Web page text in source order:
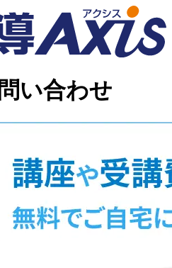
い合わせ